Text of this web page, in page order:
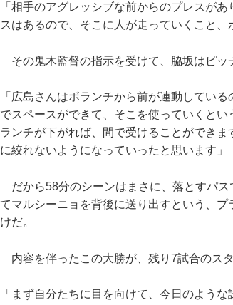
「相手のアグレッシブな前からのプレスが
スはあるので、そこに人が走っていくこと、
その鬼木監督の指示を受けて、脇坂はピッ
「広島さんはボランチから前が連動してい
でスペースができて、そこを使っていくと
ランチが下がれば、間で受けることができ
に絞れないようになっていったと思います」
だから58分のシーンはまさに、落とすパス
てマルシーニョを背後に送り出すという、
けだ。
内容を伴ったこの大勝が、残り7試合のス
「まず自分たちに目を向けて、今日のよう